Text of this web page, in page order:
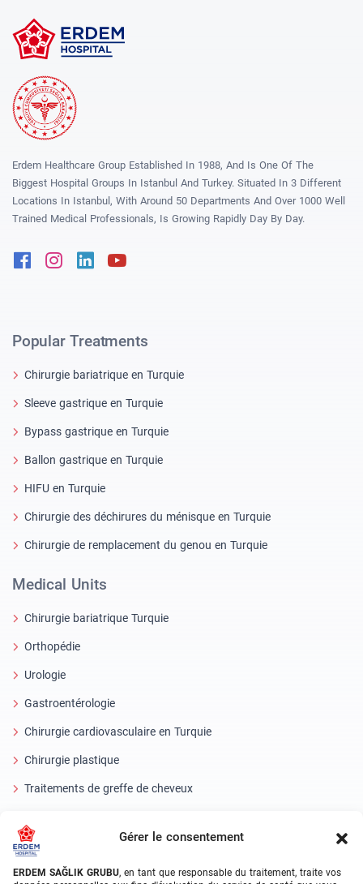
Gérer le consentement
ERDEM SAĞLIK GRUBU, en tant que responsable du traitement, traite vos
Erdem Healthcare Group Established In 1988, And Is One Of The
Biggest Hospital Groups In Istanbul And Turkey. Situated In 3 Different
Locations In Istanbul, With Around 50 Departments And Over 1000 Well
Trained Medical Professionals, Is Growing Rapidly Day By Day.
FacebookInstagram
Linkedin
Popular Treatments
Chirurgie bariatrique en Turquie
Sleeve gastrique en Turquie
Bypass gastrique en Turquie
Ballon gastrique en Turquie
HIFU en Turquie
Chirurgie des déchirures du ménisque en Turquie
Chirurgie de remplacement du genou en Turquie
Medical Units
Chirurgie bariatrique Turquie
Orthopédie
Urologie
Gastroentérologie
Chirurgie cardiovasculaire en Turquie
Chirurgie plastique
Traitements de greffe de cheveux
Oeil laser